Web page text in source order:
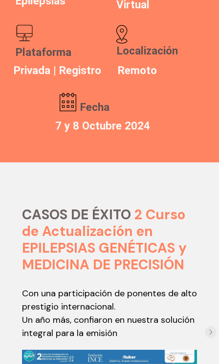
CASOS DE ÉXITO 2 Curso
de Actualización en
EPILEPSIAS GENÉTICAS y
MEDICINA DE PRECISIÓN
Con una participación de ponentes de alto
prestigio internacional.
Un año más, confiaron en nuestra solución
integral para la emisión